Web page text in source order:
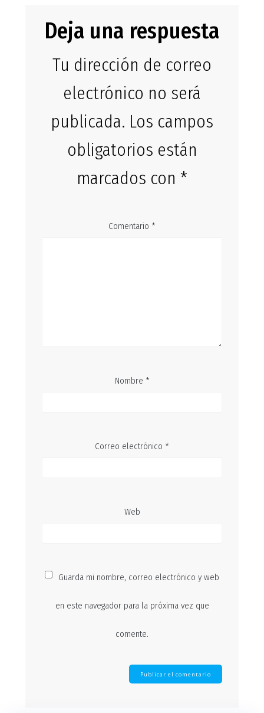
Deja una respuesta
Tu dirección de correo
electrónico no será
publicada. Los campos
obligatorios están
marcados con *
Comentario *
Nombre *
Correo electrónico *
Web
Guarda mi nombre, correo electrónico y web
en este navegador para la próxima vez que
comente.